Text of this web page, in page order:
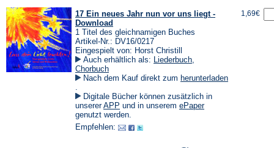
17 Ein neues Jahr nun vor uns liegt -
Download
1 Titel des gleichnamigen Buches
Artikel-Nr.: DV16/0217
Eingespielt von: Horst Christill
Auch erhältlich als: Liederbuch,
Chorbuch
Nach dem Kauf direkt zum herunterladen
in
einem
neuen
Tab)
.
Digitale Bücher können zusätzlich in
unsererAPP (Öffnet
in
neuen
und in unserem ePaper(Öffnet
genutzt werden.
Empfehlen:
1,69€